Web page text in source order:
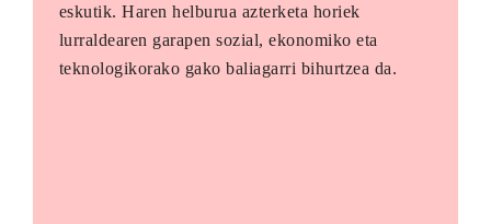
eskutik. Haren helburua azterketa horiek
lurraldearen garapen sozial, ekonomiko eta
teknologikorako gako baliagarri bihurtzea da.